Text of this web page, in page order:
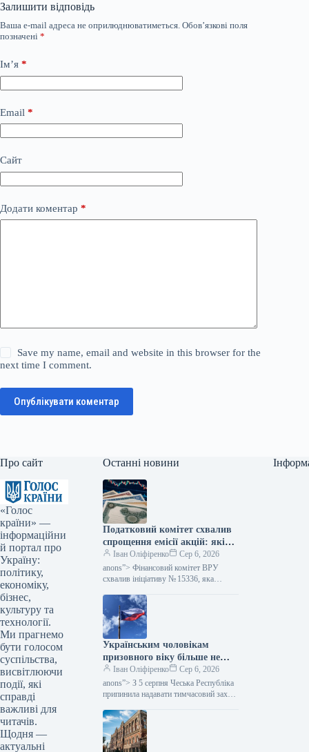
Залишити відповідь
Ваша e-mail адреса не оприлюднюватиметься. Обов’язкові поля
позначені *
Ім’я *
Email *
Сайт
Додати коментар *
Save my name, email and website in this browser for the
next time I comment.
Опублікувати коментар
Про сайт
«Голос
країни» —
інформаційни
й портал про
Україну:
політику,
економіку,
бізнес,
культуру та
технології.
Ми прагнемо
бути голосом
суспільства,
висвітлюючи
події, які
справді
важливі для
читачів.
Щодня —
актуальні
Останні новини
Податковий комітет схвалив
спрощення емісії акцій: які
зміни очікуються — Мінфін
Іван Оліфіренко
Сер 6, 2026
anons”> Фінансовий комітет ВРУ
схвалив ініціативу № 15336, яка
цінних паперів. Цей акт покликаний
скоротити бюрократичні перешкоди,…
Українським чоловікам
призовного віку більше не
надається тимчасовий захист
у Чехії, згідно з даними
Міністерства фінансів.
Іван Оліфіренко
Сер 6, 2026
anons”> З 5 серпня Чеська Республіка
припинила надавати тимчасовий захист
віку, які не можуть продемонструвати
виконання своїх…